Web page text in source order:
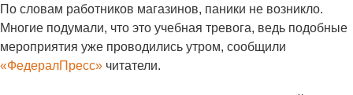
По словам работников магазинов, паники не возникло.
Многие подумали, что это учебная тревога, ведь подобные
мероприятия уже проводились утром, сообщили
«ФедералПресс» читатели.